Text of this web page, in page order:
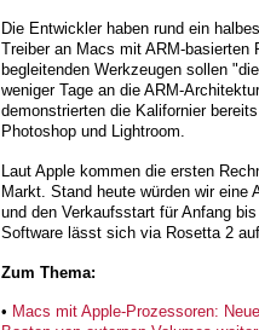
Die Entwickler haben rund ein
Treiber an Macs mit ARM-
begleitenden Werkzeugen sollen
weniger Tage an die ARM-
demonstrierten die Kalifornier
Photoshop und Lightroom.
Laut Apple kommen die ersten
Markt. Stand heute würden wir
und den Verkaufsstart für Anfang
Software lässt sich via Rosetta 2
Zum Thema:
• Macs mit Apple-Prozessoren: